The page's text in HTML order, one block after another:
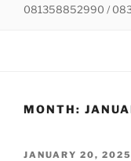
081358852990 /
MONTH:
POSTED
JANUARY 20, 2025